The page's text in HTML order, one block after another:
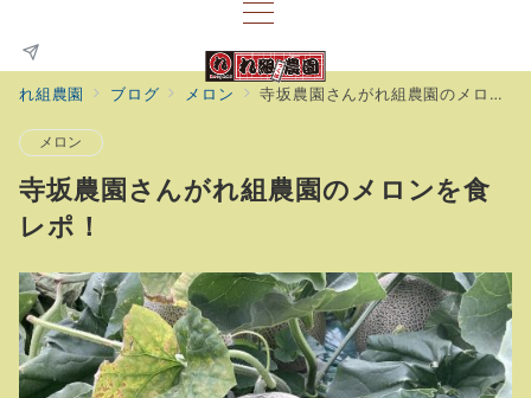
れ組農園 ブログ メロン 寺坂農園さんがれ組農園のメロンを食レポ！
メロン
寺坂農園さんがれ組農園のメロンを食
レポ！